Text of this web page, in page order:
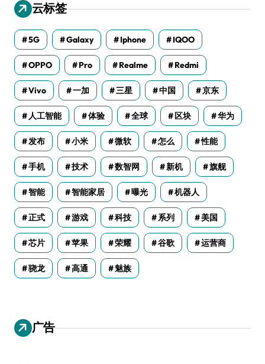
云标签
5G Galaxy Iphone IQOO
OPPO Pro Realme Redmi
Vivo 一加 三星 中国 京东
人工智能 体验 全球 区块 华为
发布 小米 微软 怎么 性能
手机 技术 数智网 新机 旗舰
智能 智能家居 曝光 机器人
正式 游戏 科技 系列 美国
芯片 苹果 荣耀 谷歌 运营商
骁龙 高通 魅族
广告